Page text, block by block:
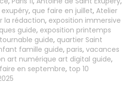
, que faire en juillet, Atelier
la rédaction, exposition immersive
guide, exposition printemps
guide, quartier Saint
famille guide, paris, vacances
art numérique art digital guide,
en septembre, top 10